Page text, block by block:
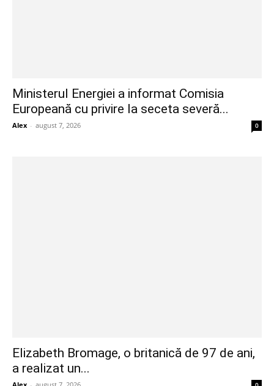
Ministerul Energiei a informat Comisia
Europeană cu privire la seceta severă...
Alex - august 7, 2026 0
Elizabeth Bromage, o britanică de 97 de ani,
a realizat un...